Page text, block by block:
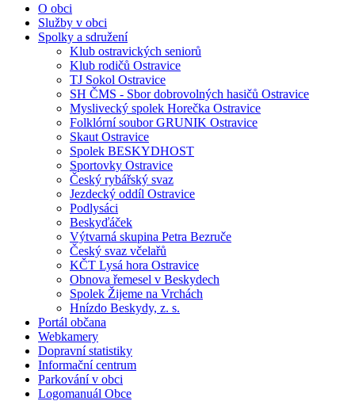
O obci
Služby v obci
Spolky a sdružení
Klub ostravických seniorů
Klub rodičů Ostravice
TJ Sokol Ostravice
SH ČMS - Sbor dobrovolných hasičů Ostravice
Myslivecký spolek Horečka Ostravice
Folklórní soubor GRUNIK Ostravice
Skaut Ostravice
Spolek BESKYDHOST
Sportovky Ostravice
Český rybářský svaz
Jezdecký oddíl Ostravice
Podlysáci
Beskyďáček
Výtvarná skupina Petra Bezruče
Český svaz včelařů
KČT Lysá hora Ostravice
Obnova řemesel v Beskydech
Spolek Žijeme na Vrchách
Hnízdo Beskydy, z. s.
Portál občana
Webkamery
Dopravní statistiky
Informační centrum
Parkování v obci
Logomanuál Obce